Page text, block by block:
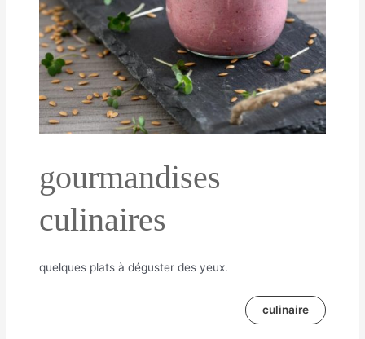
gourmandises
culinaires
quelques plats à déguster des yeux.
culinaire